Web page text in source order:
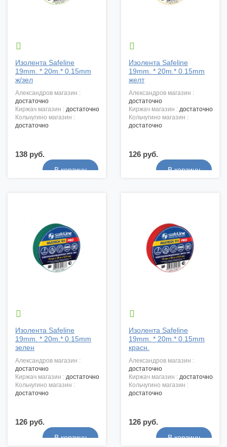

Изолента Safeline
19mm. * 20m.* 0.15mm
ж/зел
александров магазин :
достаточно
киржач магазин : достаточно
кольчугино магазин :
достаточно
138 руб.

Изолента Safeline
19mm. * 20m.* 0.15mm
желт
александров магазин :
достаточно
киржач магазин : достаточно
кольчугино магазин :
достаточно
126 руб.

Изолента Safeline
19mm. * 20m.* 0.15mm
зелен
александров магазин :
достаточно
киржач магазин : достаточно
кольчугино магазин :
достаточно
126 руб.

Изолента Safeline
19mm. * 20m.* 0.15mm
красн.
александров магазин :
достаточно
киржач магазин : достаточно
кольчугино магазин :
достаточно
126 руб.